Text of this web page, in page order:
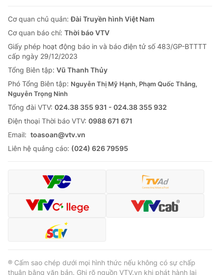
Cơ quan chủ quản:Đài Truyền hình Việt Nam
Cơ quan báo chí: Thời báo VTV
Giấy phép hoạt động báo in và báo điện tử số 483/GP-BTTTT
cấp ngày 29/12/2023
Tổng Biên tập: Vũ Thanh Thủy
Phó Tổng Biên tập: Nguyễn Thị Mỹ Hạnh, Phạm Quốc Thắng,
Nguyễn Trọng Ninh
Tổng đài VTV: 024.38 355 931 - 024.38 355 932
Ðiện thoại Thời báo VTV: 0988 671 671
Email: toasoan@vtv.vn
Liên hệ quảng cáo: (024) 626 79595
® Cấm sao chép dưới mọi hình thức nếu không có sự chấp
thuận bằng văn bản. Ghi rõ nguồn VTV.vn khi phát hành lại